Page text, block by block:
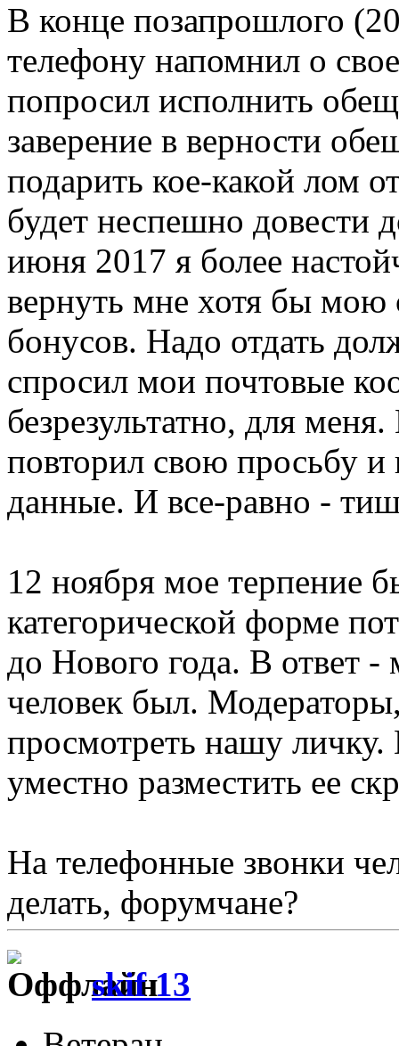
В конце позапрошлого
телефону напомнил о
попросил исполнить
заверение в верности
подарить кое-какой лом
будет неспешно
июня 2017 я более
вернуть мне хотя бы мою
бонусов. Надо отдать
спросил мои почтовые
безрезультатно, для
повторил свою просьбу и
данные. И все-равно -
12 ноября мое терпение
категорической форме
до Нового года. В ответ
человек был.
просмотреть нашу
уместно разместить ее
На телефонные звонки
делать, форумчане?
skif 13